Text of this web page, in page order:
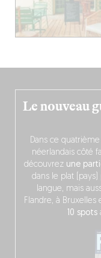
Le nouveau
Dans ce
néerlandais côté
découvrez une
dans le plat
langue, mais
Flandre, à Bruxelles
10 spots